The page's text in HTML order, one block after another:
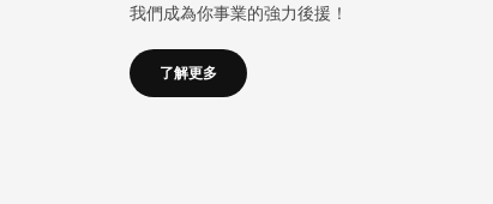
我們成為你事業的強力後援！
了解更多